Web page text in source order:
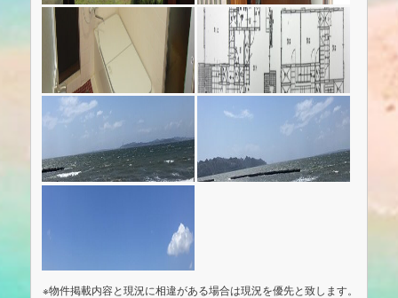
※物件掲載内容と現況に相違がある場合は現況を優先と致します。